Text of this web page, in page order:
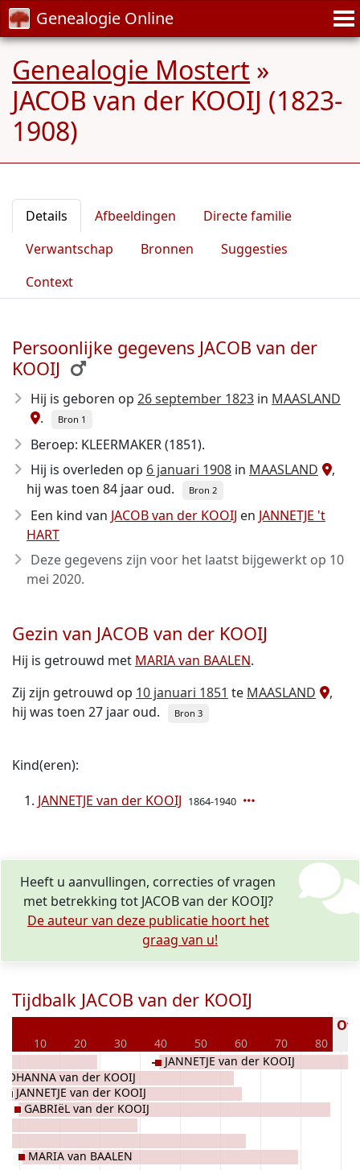
Genealogie Online
Genealogie Mostert »
JACOB van der KOOIJ (1823-
1908)
Details Afbeeldingen
Directe familie
Verwantschap
Bronnen
Suggesties
Context
Persoonlijke gegevens JACOB van der
KOOIJ
Hij is geboren op 26 september 1823 in MAASLAND
.
Bron 1
Beroep: KLEERMAKER (1851).
Hij is overleden op 6 januari 1908 in MAASLAND
,
hij was toen 84 jaar oud.
Bron 2
Een kind van JACOB van der KOOIJ en JANNETJE 't
HART
Deze gegevens zijn voor het laatst bijgewerkt op 10
mei 2020.
Gezin van JACOB van der KOOIJ
Hij is getrouwd met MARIA van BAALEN.
Zij zijn getrouwd op 10 januari 1851 te MAASLAND
,
hij was toen 27 jaar oud.
Bron 3
Kind(eren):
JANNETJE van der KOOIJ 1864-1940
Heeft u aanvullingen, correcties of vragen
met betrekking tot JACOB van der KOOIJ?
De auteur van deze publicatie hoort het
graag van u!
Tijdbalk JACOB van der KOOIJ
10 20 30 40 50 60 70 80
JOHANNA van der KOOIJ
JANNETJE van der KOOIJ
GABRIëL van der KOOIJ
MARIA van BAALEN
JANNETJE van der KOOIJ